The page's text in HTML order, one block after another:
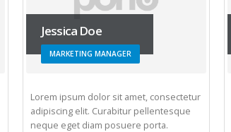
Jessica Doe
MARKETING MANAGER
Lorem ipsum dolor sit amet, consectetur
adipiscing elit. Curabitur pellentesque
neque eget diam posuere porta.